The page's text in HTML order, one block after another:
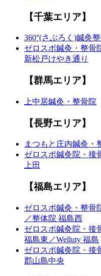
【千葉エリア】
360°(さぶろく)鍼灸
ゼロスポ鍼灸・整骨
新松戸けやき通り
【群馬エリア】
上中居鍼灸・整骨院
【長野エリア】
まつもと庄内鍼灸・
ゼロスポ鍼灸院・接
上田
【福島エリア】
ゼロスポ鍼灸・整骨
／整体院 福島西
ゼロスポ鍼灸院・接
福島東／Welluty 福島
ゼロスポ鍼灸院・接
郡山島中央